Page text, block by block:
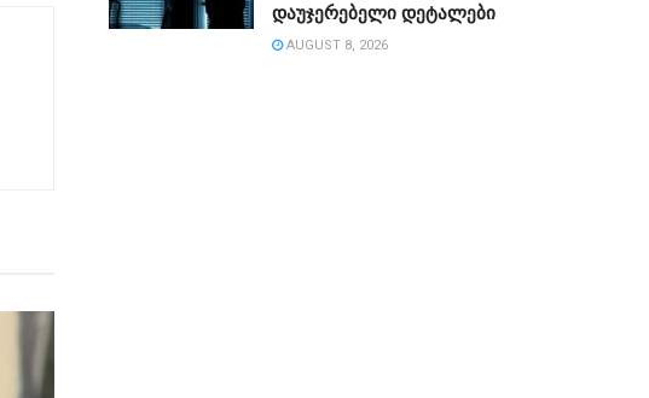
დაუჯერებელი დეტალები
AUGUST 8, 2026